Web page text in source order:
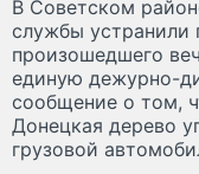
В Советском
службы устранили
произошедшего
единую дежурно-
сообщение о том,
Донецкая дерево
грузовой